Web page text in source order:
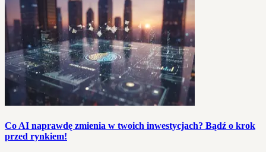
Co AI naprawdę zmienia w twoich inwestycjach? Bądź o krok
przed rynkiem!